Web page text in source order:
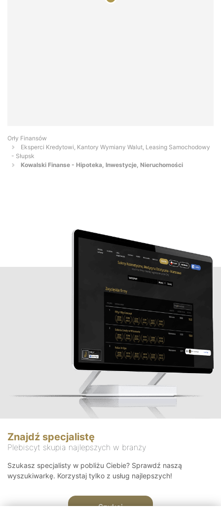
Orły Finansów
Eksperci Kredytowi, Kantory Wymiany Walut, Leasing Samochodowy
- Słupsk
Kowalski Finanse - Hipoteka, Inwestycje, Nieruchomości
Znajdź specjalistę
Plebiscyt skupia najlepszych w branży
Szukasz specjalisty w pobliżu Ciebie? Sprawdź naszą
wyszukiwarkę. Korzystaj tylko z usług najlepszych!